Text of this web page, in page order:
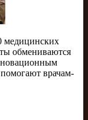
медицинских
обмениваются
врачам-